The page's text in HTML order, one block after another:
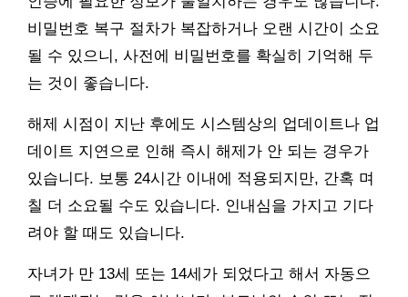
비밀번호 복구 절차가 복잡하거나 오랜 시간이 소요
될 수 있으니, 사전에 비밀번호를 확실히 기억해 두
는 것이 좋습니다.
해제 시점이 지난 후에도 시스템상의 업데이트나 업
데이트 지연으로 인해 즉시 해제가 안 되는 경우가
있습니다. 보통 24시간 이내에 적용되지만, 간혹 며
칠 더 소요될 수도 있습니다. 인내심을 가지고 기다
려야 할 때도 있습니다.
자녀가 만 13세 또는 14세가 되었다고 해서 자동으